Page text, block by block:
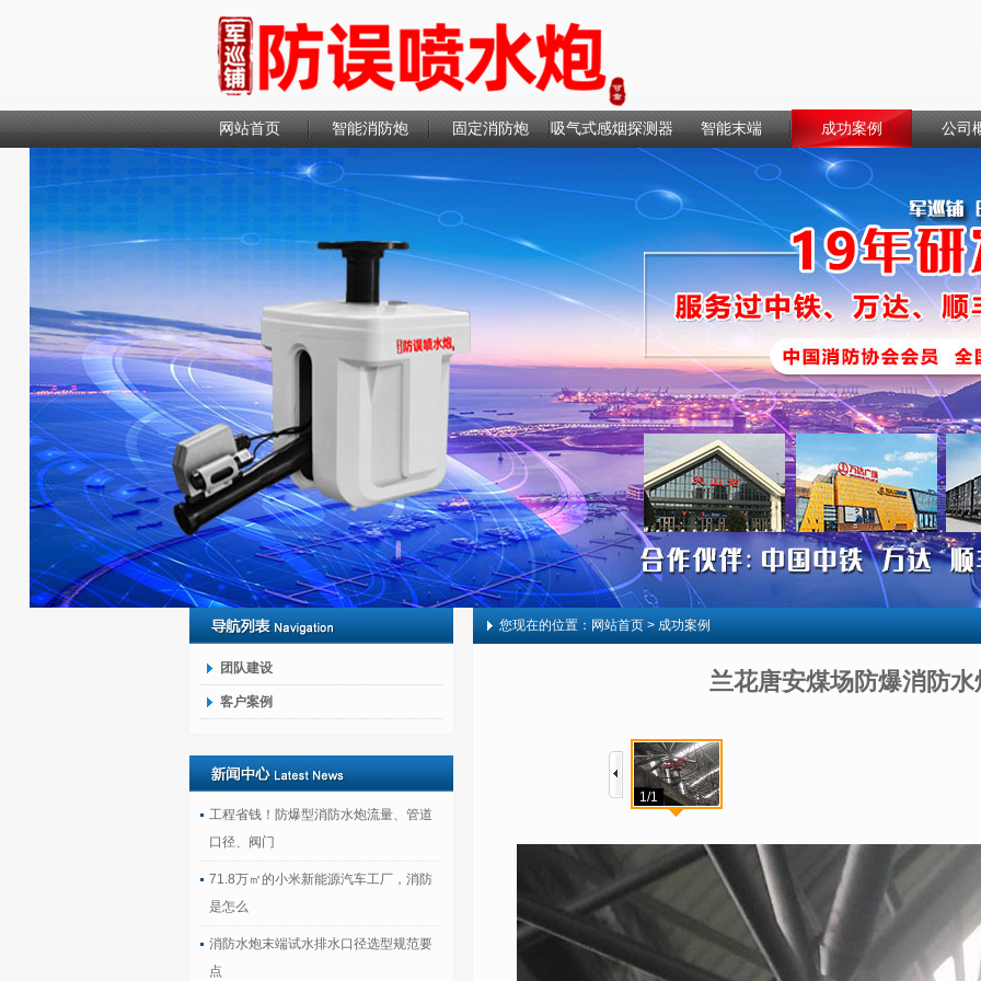
网站首页 智能消防炮 固定消防炮 吸气式感烟探测器 智能末端 成功案例 公司
联系我们
团队建设
客户案例
工程省钱！防爆型消防水炮流量、管道
口径、阀门
71.8万㎡的小米新能源汽车工厂，消防
是怎么
消防水炮末端试水排水口径选型规范要
点
您现在的位置： 网站首页> 成功案例
兰花唐安煤场防爆消防水
1/1